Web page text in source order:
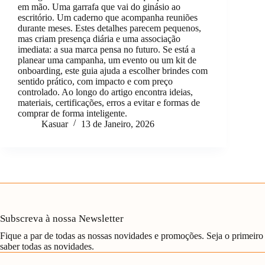
em mão. Uma garrafa que vai do ginásio ao
escritório. Um caderno que acompanha reuniões
durante meses. Estes detalhes parecem pequenos,
mas criam presença diária e uma associação
imediata: a sua marca pensa no futuro. Se está a
planear uma campanha, um evento ou um kit de
onboarding, este guia ajuda a escolher brindes com
sentido prático, com impacto e com preço
controlado. Ao longo do artigo encontra ideias,
materiais, certificações, erros a evitar e formas de
comprar de forma inteligente.
Kasuar
13 de Janeiro, 2026
Subscreva à nossa Newsletter
Fique a par de todas as nossas novidades e promoções. Seja o primeiro
saber todas as novidades.